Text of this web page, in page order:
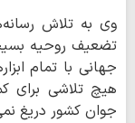
وی به تلاش
تضعیف روحیه
جهانی با تمام
هیچ تلاشی برای
جوان کشور دریغ